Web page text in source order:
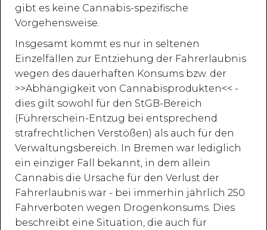
gibt es keine Cannabis-spezifische
Vorgehensweise.
Insgesamt kommt es nur in seltenen
Einzelfällen zur Entziehung der Fahrerlaubnis
wegen des dauerhaften Konsums bzw. der
>>Abhängigkeit von Cannabisprodukten<< -
dies gilt sowohl für den StGB-Bereich
(Führerschein-Entzug bei entsprechend
strafrechtlichen Verstößen) als auch für den
Verwaltungsbereich. In Bremen war lediglich
ein einziger Fall bekannt, in dem allein
Cannabis die Ursache für den Verlust der
Fahrerlaubnis war - bei immerhin jährlich 250
Fahrverboten wegen Drogenkonsums. Dies
beschreibt eine Situation, die auch für